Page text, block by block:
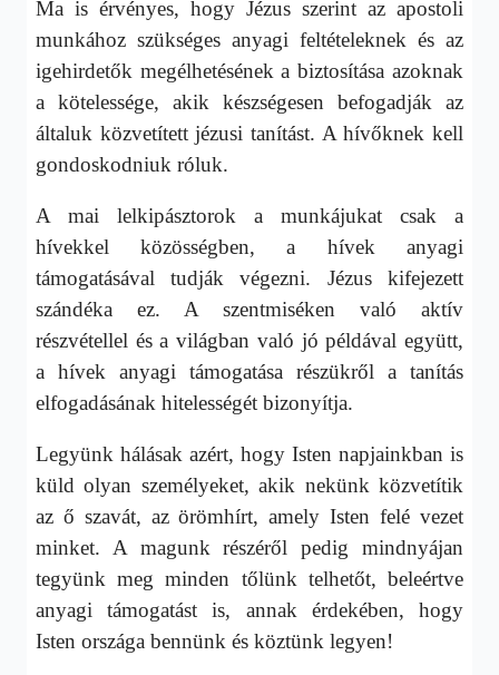
Ma is érvényes, hogy Jézus szerint az apostoli
munkához szükséges anyagi feltételeknek és az
igehirdetők megélhetésének a biztosítása azoknak
a kötelessége, akik készségesen befogadják az
általuk közvetített jézusi tanítást. A hívőknek kell
gondoskodniuk róluk.
A mai lelkipásztorok a munkájukat csak a
hívekkel közösségben, a hívek anyagi
támogatásával tudják végezni. Jézus kifejezett
szándéka ez. A szentmiséken való aktív
részvétellel és a világban való jó példával együtt,
a hívek anyagi támogatása részükről a tanítás
elfogadásának hitelességét bizonyítja.
Legyünk hálásak azért, hogy Isten napjainkban is
küld olyan személyeket, akik nekünk közvetítik
az ő szavát, az örömhírt, amely Isten felé vezet
minket. A magunk részéről pedig mindnyájan
tegyünk meg minden tőlünk telhetőt, beleértve
anyagi támogatást is, annak érdekében, hogy
Isten országa bennünk és köztünk legyen!